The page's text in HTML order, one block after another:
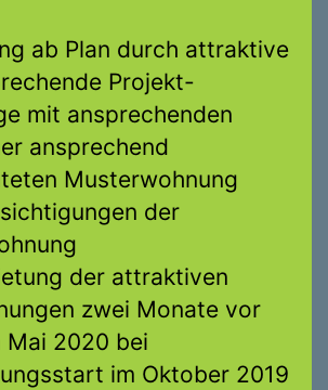
ab Plan durch attraktive
Projekt-
mit ansprechenden
ansprechend
Musterwohnung
der
der attraktiven
zwei Monate vor
Mai 2020 bei
im Oktober 2019